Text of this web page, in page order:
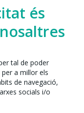
és
tal de poder
a millor els
de navegació,
socials i/o